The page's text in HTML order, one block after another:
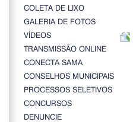
COLETA DE LIXO
GALERIA DE FOTOS
VÍDEOS
TRANSMISSÃO ONLINE
CONECTA SAMA
CONSELHOS MUNICIPAIS
PROCESSOS SELETIVOS
CONCURSOS
DENUNCIE